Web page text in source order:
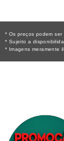
* Os preços podem ser
* Sujeito a
* Imagens meramente